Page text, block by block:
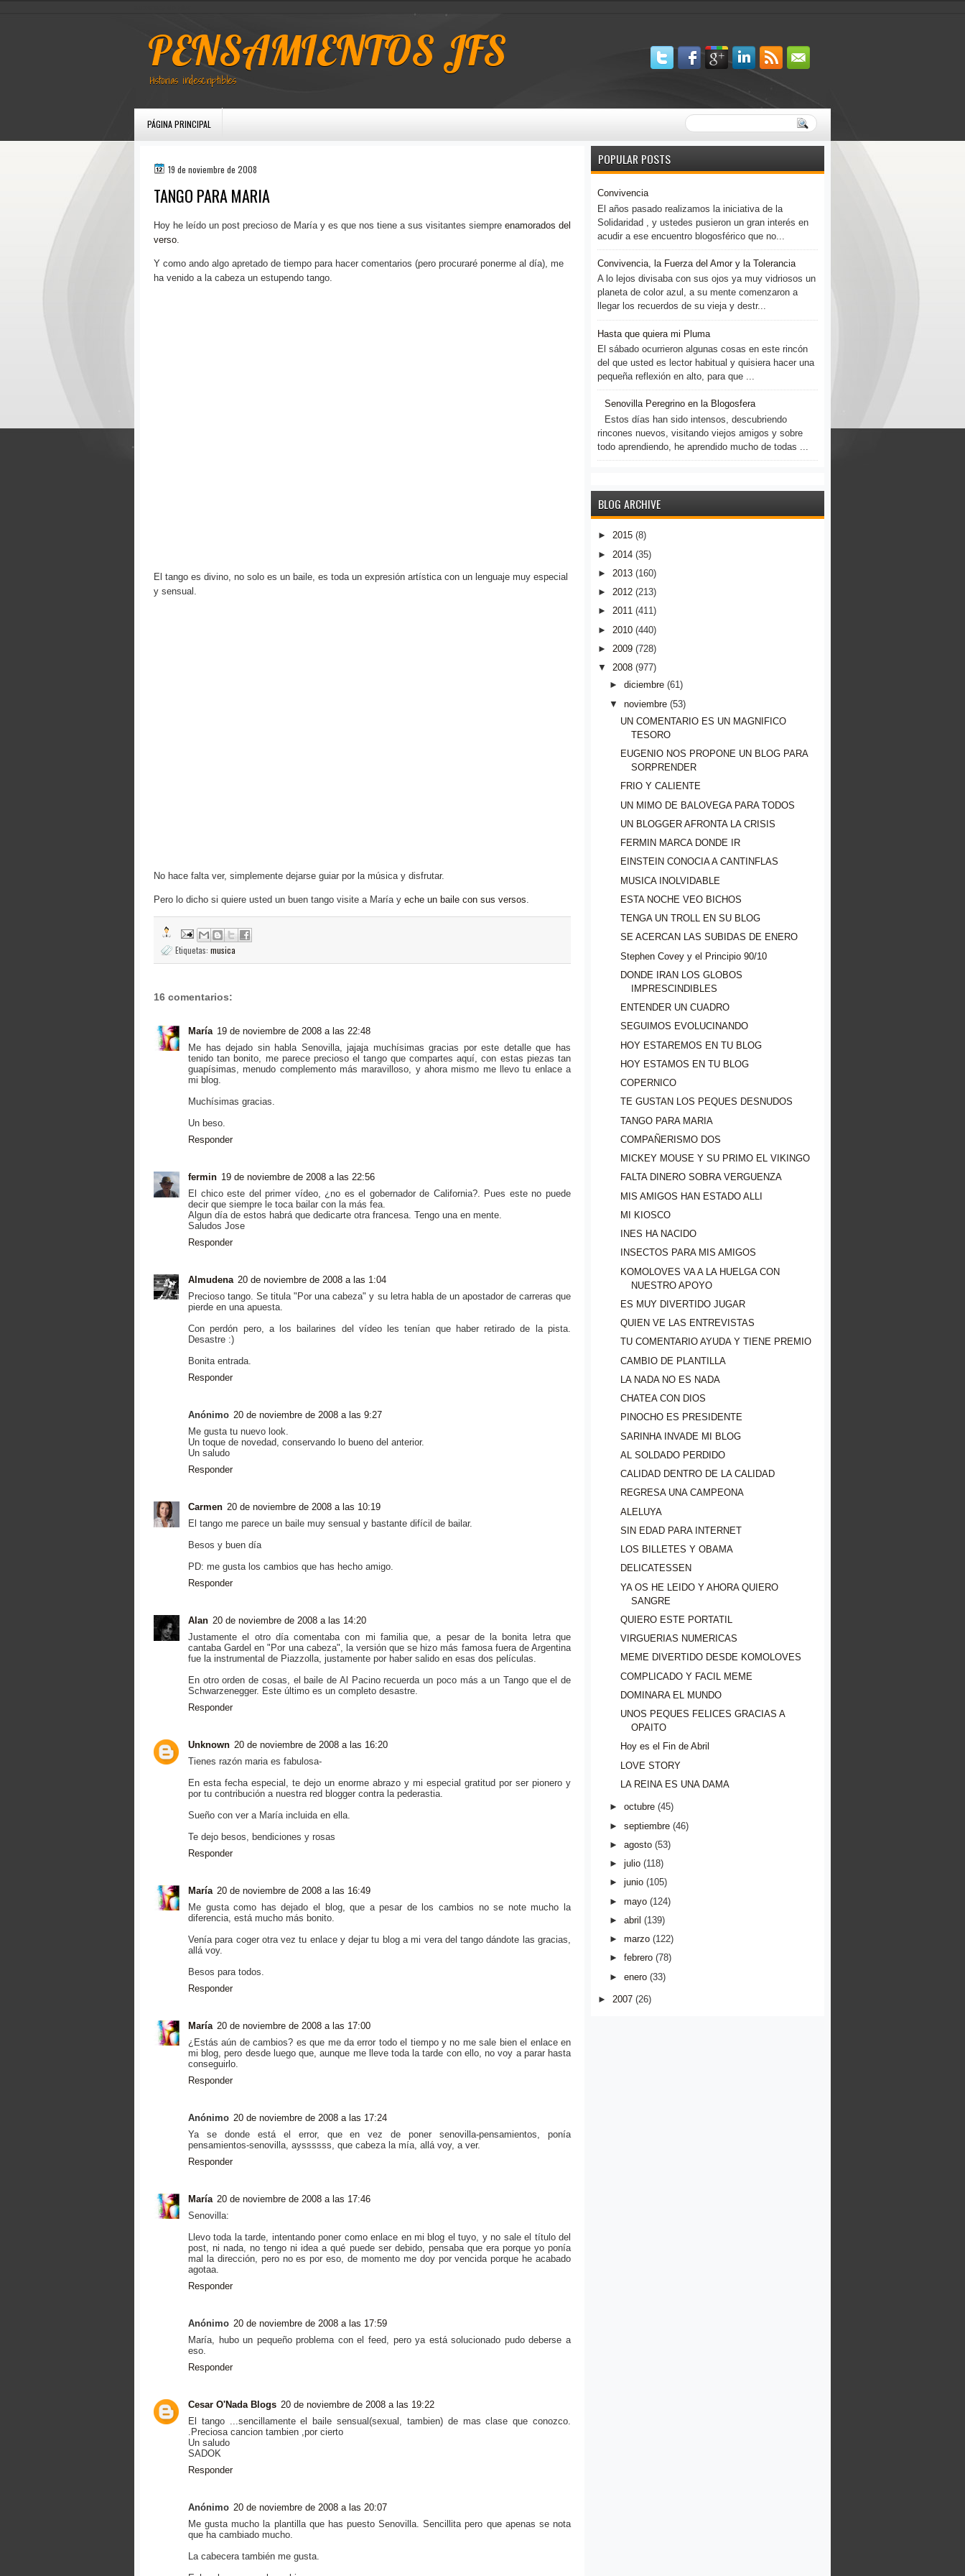
PENSAMIENTOS JFS
Historias indescriptibles
PÁGINA PRINCIPAL
19 de noviembre de 2008
TANGO PARA MARIA
Hoy he leído un post precioso de María y es que nos tiene a sus visitantes siempre enamorados del
verso
Y como ando algo apretado de tiempo para hacer comentarios (pero procuraré ponerme al día), me
ha venido a la cabeza un estupendo tango.
El tango es divino, no solo es un baile, es toda un expresión artística con un lenguaje muy especial
y sensual.
No hace falta ver, simplemente dejarse guiar por la música y disfrutar.
Pero lo dicho si quiere usted un buen tango visite a María y eche un baile con sus versos
Etiquetas: musica
16 comentarios:
María 19 de noviembre de 2008 a las 22:48
Me has dejado sin habla Senovilla, jajaja muchísimas gracias por este detalle que has
tenido tan bonito, me parece precioso el tango que compartes aquí, con estas piezas tan
guapísimas, menudo complemento más maravilloso, y ahora mismo me llevo tu enlace a
mi blog.
Muchísimas gracias.
Un beso.
Responder
fermin 19 de noviembre de 2008 a las 22:56
El chico este del primer vídeo, ¿no es el gobernador de California?. Pues este no puede
decir que siempre le toca bailar con la más fea.
Algun día de estos habrá que dedicarte otra francesa. Tengo una en mente.
Saludos Jose
Responder
Almudena 20 de noviembre de 2008 a las 1:04
Precioso tango. Se titula "Por una cabeza" y su letra habla de un apostador de carreras que
pierde en una apuesta.
Con perdón pero, a los bailarines del vídeo les tenían que haber retirado de la pista.
Desastre :)
Bonita entrada.
Responder
Anónimo 20 de noviembre de 2008 a las 9:27
Me gusta tu nuevo look.
Un toque de novedad, conservando lo bueno del anterior.
Un saludo
Responder
Carmen 20 de noviembre de 2008 a las 10:19
El tango me parece un baile muy sensual y bastante difícil de bailar.
Besos y buen día
PD: me gusta los cambios que has hecho amigo.
Responder
Alan 20 de noviembre de 2008 a las 14:20
Justamente el otro día comentaba con mi familia que, a pesar de la bonita letra que
cantaba Gardel en "Por una cabeza", la versión que se hizo más famosa fuera de Argentina
fue la instrumental de Piazzolla, justamente por haber salido en esas dos películas.
En otro orden de cosas, el baile de Al Pacino recuerda un poco más a un Tango que el de
Schwarzenegger. Este último es un completo desastre.
Responder
Unknown 20 de noviembre de 2008 a las 16:20
Tienes razón maria es fabulosa-
En esta fecha especial, te dejo un enorme abrazo y mi especial gratitud por ser pionero y
por tu contribución a nuestra red blogger contra la pederastia.
Sueño con ver a María incluida en ella.
Te dejo besos, bendiciones y rosas
Responder
María 20 de noviembre de 2008 a las 16:49
Me gusta como has dejado el blog, que a pesar de los cambios no se note mucho la
diferencia, está mucho más bonito.
Venía para coger otra vez tu enlace y dejar tu blog a mi vera del tango dándote las gracias,
allá voy.
Besos para todos.
Responder
María 20 de noviembre de 2008 a las 17:00
¿Estás aún de cambios? es que me da error todo el tiempo y no me sale bien el enlace en
mi blog, pero desde luego que, aunque me lleve toda la tarde con ello, no voy a parar hasta
conseguirlo.
Responder
Anónimo 20 de noviembre de 2008 a las 17:24
Ya se donde está el error, que en vez de poner senovilla-pensamientos, ponía
pensamientos-senovilla, ayssssss, que cabeza la mía, allá voy, a ver.
Responder
María 20 de noviembre de 2008 a las 17:46
Senovilla:
Llevo toda la tarde, intentando poner como enlace en mi blog el tuyo, y no sale el título del
post, ni nada, no tengo ni idea a qué puede ser debido, pensaba que era porque yo ponía
mal la dirección, pero no es por eso, de momento me doy por vencida porque he acabado
agotaa.
Responder
Anónimo 20 de noviembre de 2008 a las 17:59
María, hubo un pequeño problema con el feed, pero ya está solucionado pudo deberse a
eso.
Responder
Cesar O'Nada Blogs 20 de noviembre de 2008 a las 19:22
El tango ...sencillamente el baile sensual(sexual, tambien) de mas clase que conozco.
.Preciosa cancion tambien ,por cierto
Un saludo
SADOK
Responder
Anónimo 20 de noviembre de 2008 a las 20:07
Me gusta mucho la plantilla que has puesto Senovilla. Sencillita pero que apenas se nota
que ha cambiado mucho.
La cabecera también me gusta.
POPULAR POSTS
Convivencia
El años pasado realizamos la iniciativa de la
Solidaridad , y ustedes pusieron un gran interés en
acudir a ese encuentro blogosférico que no...
Convivencia, la Fuerza del Amor y la Tolerancia
A lo lejos divisaba con sus ojos ya muy vidriosos un
planeta de color azul, a su mente comenzaron a
llegar los recuerdos de su vieja y destr...
Hasta que quiera mi Pluma
El sábado ocurrieron algunas cosas en este rincón
del que usted es lector habitual y quisiera hacer una
pequeña reflexión en alto, para que ...
Senovilla Peregrino en la Blogosfera
Estos días han sido intensos, descubriendo
rincones nuevos, visitando viejos amigos y sobre
todo aprendiendo, he aprendido mucho de todas ...
BLOG ARCHIVE
► 2015 (8)
► 2014 (35)
► 2013 (160)
► 2012 (213)
► 2011 (411)
► 2010 (440)
► 2009 (728)
▼ 2008 (977)
► diciembre (61)
▼ noviembre (53)
UN COMENTARIO ES UN MAGNIFICO
TESORO
EUGENIO NOS PROPONE UN BLOG PARA
SORPRENDER
FRIO Y CALIENTE
UN MIMO DE BALOVEGA PARA TODOS
UN BLOGGER AFRONTA LA CRISIS
FERMIN MARCA DONDE IR
EINSTEIN CONOCIA A CANTINFLAS
MUSICA INOLVIDABLE
ESTA NOCHE VEO BICHOS
TENGA UN TROLL EN SU BLOG
SE ACERCAN LAS SUBIDAS DE ENERO
Stephen Covey y el Principio 90/10
DONDE IRAN LOS GLOBOS
IMPRESCINDIBLES
ENTENDER UN CUADRO
SEGUIMOS EVOLUCINANDO
HOY ESTAREMOS EN TU BLOG
HOY ESTAMOS EN TU BLOG
COPERNICO
TE GUSTAN LOS PEQUES DESNUDOS
TANGO PARA MARIA
COMPAÑERISMO DOS
MICKEY MOUSE Y SU PRIMO EL VIKINGO
FALTA DINERO SOBRA VERGUENZA
MIS AMIGOS HAN ESTADO ALLI
MI KIOSCO
INES HA NACIDO
INSECTOS PARA MIS AMIGOS
KOMOLOVES VA A LA HUELGA CON
NUESTRO APOYO
ES MUY DIVERTIDO JUGAR
QUIEN VE LAS ENTREVISTAS
TU COMENTARIO AYUDA Y TIENE PREMIO
CAMBIO DE PLANTILLA
LA NADA NO ES NADA
CHATEA CON DIOS
PINOCHO ES PRESIDENTE
SARINHA INVADE MI BLOG
AL SOLDADO PERDIDO
CALIDAD DENTRO DE LA CALIDAD
REGRESA UNA CAMPEONA
ALELUYA
SIN EDAD PARA INTERNET
LOS BILLETES Y OBAMA
DELICATESSEN
YA OS HE LEIDO Y AHORA QUIERO
SANGRE
QUIERO ESTE PORTATIL
VIRGUERIAS NUMERICAS
MEME DIVERTIDO DESDE KOMOLOVES
COMPLICADO Y FACIL MEME
DOMINARA EL MUNDO
UNOS PEQUES FELICES GRACIAS A
OPAITO
Hoy es el Fin de Abril
LOVE STORY
LA REINA ES UNA DAMA
► octubre (45)
► septiembre (46)
► agosto (53)
► julio (118)
► junio (105)
► mayo (124)
► abril (139)
► marzo (122)
► febrero (78)
► enero (33)
► 2007 (26)